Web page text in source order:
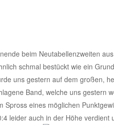
beim Neutabellenzweiten
schmal bestückt wie ein
uns gestern auf dem großen,
Band, welche uns gestern
eines möglichen
leider auch in der Höhe